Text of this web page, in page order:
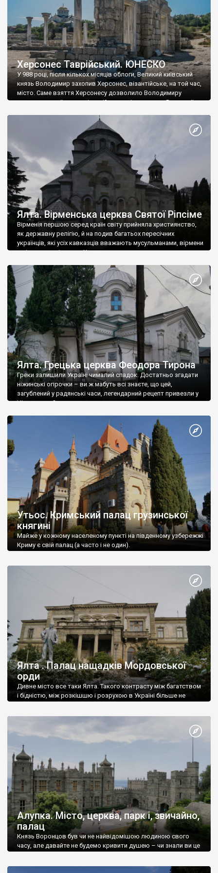
Херсонес Таврійський. ЮНЕСКО
У 988 році, після кількох місяців облоги, Великий київський
князь Володимир захопив Херсонес, візантійське, на той час,
місто. Саме взяття Херсонесу дозволило Володимиру
диктувати свої умови візантійському імператору Василю ІІ, та
Херсонесі Володимир-язичник, став Василем-християнином.
А потім було Хрещення Русі. На честь Херсонесу Таврійського
Ялта. Вірменська церква Святої Ріпсіме
Вірменія першою серед країн світу прийняла християнство,
як державну релігію, й на подив багатьох пересічних
українців, які усіх кавказців вважають мусульманами, вірмени
є відданими вірянами Христа
Ялта. Грецька церква Феодора Тирона
Греки залишили Україні чималий спадок. Достатньо згадати
ніжинські огірочки – ви ж мабуть всі знаєте, що цей,
загублений у радянські часи, легендарний рецепт привезли у
Ніжин греки?
Утьос. Кримський палац грузинської
княгині
Майже у кожному населеному пункті на південному узбережжі
Криму є свій палац (а часто і не один).
Ялта . Палац нащадків Мордовської
орди
Дивне місто все таки Ялта. Такого контрасту між багатством
і бідністю, між розкішшю і розрухою в Україні більше не
Алупка. Місто, церква, парк і, звичайно,
палац
Князь Воронцов був чи не найвідомішою людиною свого
часу, але давайте не будемо кривити душею – чи знали ви це